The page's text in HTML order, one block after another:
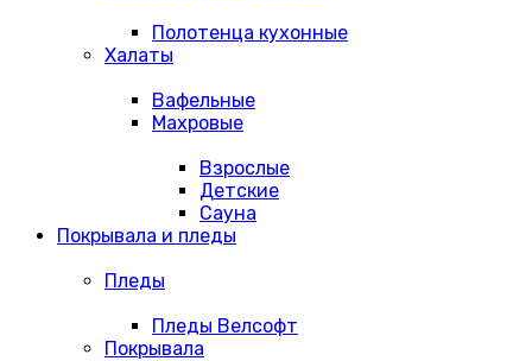
Полотенца кухонные
Халаты
Вафельные
Махровые
Взрослые
Детские
Сауна
Покрывала и пледы
Пледы
Пледы Велсофт
Покрывала